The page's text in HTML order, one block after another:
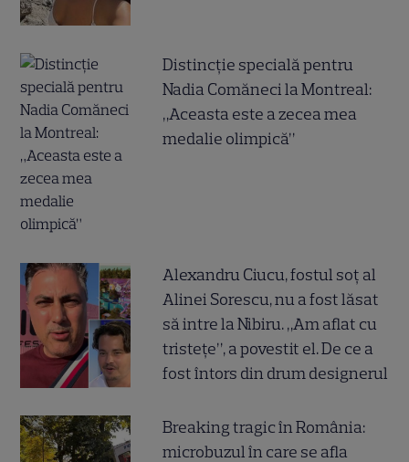
Distincție specială pentru
Nadia Comăneci la Montreal:
„Aceasta este a zecea mea
medalie olimpică”
Alexandru Ciucu, fostul soț al
Alinei Sorescu, nu a fost lăsat
să intre la Nibiru. „Am aflat cu
tristețe”, a povestit el. De ce a
fost întors din drum designerul
Breaking tragic în România:
microbuzul în care se afla